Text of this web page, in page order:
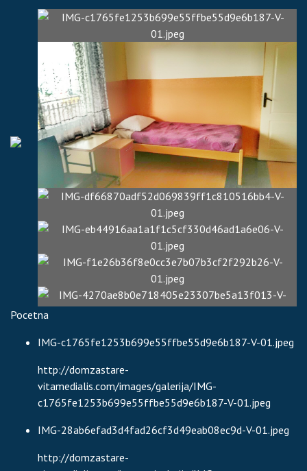
Pocetna
IMG-c1765fe1253b699e55ffbe55d9e6b187-V-01.jpeg
http://domzastare-
vitamedialis.com/images/galerija/IMG-
c1765fe1253b699e55ffbe55d9e6b187-V-01.jpeg
IMG-28ab6efad3d4fad26cf3d49eab08ec9d-V-01.jpeg
http://domzastare-